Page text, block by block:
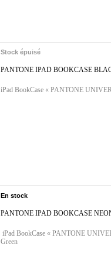
Stock épuisé
PANTONE IPAD BOOKCASE
iPad BookCase « PANTONE
En stock
PANTONE IPAD BOOKCASE
iPad BookCase « PANTONE
Green